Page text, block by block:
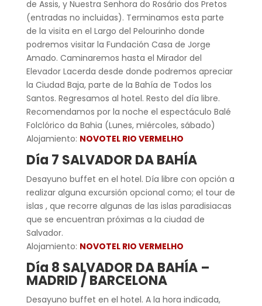
de Assis, y Nuestra Senhora do Rosário dos Pretos
(entradas no incluidas). Terminamos esta parte
de la visita en el Largo del Pelourinho donde
podremos visitar la Fundación Casa de Jorge
Amado. Caminaremos hasta el Mirador del
Elevador Lacerda desde donde podremos apreciar
la Ciudad Baja, parte de la Bahía de Todos los
Santos. Regresamos al hotel. Resto del día libre.
Recomendamos por la noche el espectáculo Balé
Folclórico da Bahia (Lunes, miércoles, sábado)
Alojamiento: NOVOTEL RIO VERMELHO
Día 7 SALVADOR DA BAHÍA
Desayuno buffet en el hotel. Día libre con opción a
realizar alguna excursión opcional como; el tour de
islas , que recorre algunas de las islas paradisiacas
que se encuentran próximas a la ciudad de
Salvador.
Alojamiento: NOVOTEL RIO VERMELHO
Día 8 SALVADOR DA BAHÍA –
MADRID / BARCELONA
Desayuno buffet en el hotel. A la hora indicada,